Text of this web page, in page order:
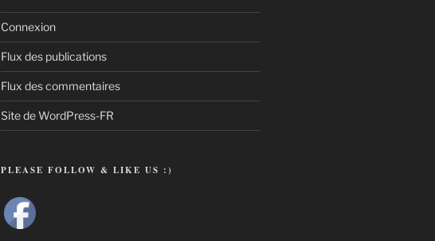
Connexion
Flux des publications
Flux des commentaires
Site de WordPress-FR
PLEASE FOLLOW & LIKE US :)